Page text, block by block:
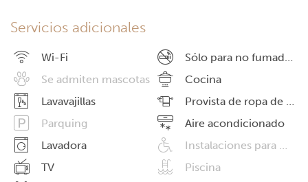
Servicios adicionales
Wi-Fi
Sólo para no fumadores
Se admiten mascotas
Cocina
Lavavajillas
Provista de ropa de cama
Parquing
Aire acondicionado
Lavadora
Instalaciones para minusválidos
TV
Piscina